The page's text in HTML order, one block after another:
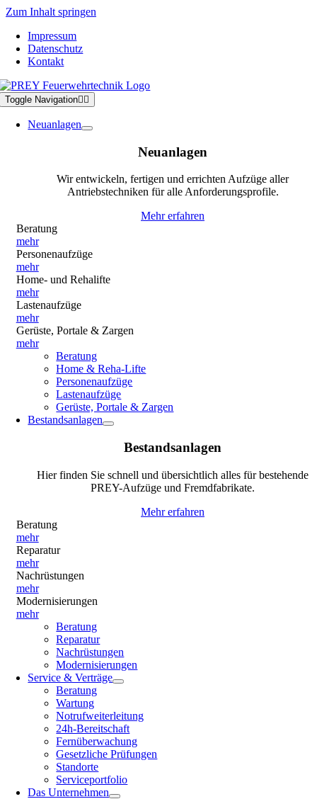
Zum Inhalt springen
Impressum
Datenschutz
Kontakt
Toggle Navigation
Neuanlagen
Neuanlagen
Wir entwickeln, fertigen und errichten Aufzüge aller
Antriebstechniken für alle Anforderungsprofile.
Mehr erfahren
Beratung
mehr
Personenaufzüge
mehr
Home- und Rehalifte
mehr
Lastenaufzüge
mehr
Gerüste, Portale & Zargen
mehr
Beratung
Home & Reha-Lifte
Personenaufzüge
Lastenaufzüge
Gerüste, Portale & Zargen
Bestandsanlagen
Bestandsanlagen
Hier finden Sie schnell und übersichtlich alles für bestehende
PREY-Aufzüge und Fremdfabrikate.
Mehr erfahren
Beratung
mehr
Reparatur
mehr
Nachrüstungen
mehr
Modernisierungen
mehr
Beratung
Reparatur
Nachrüstungen
Modernisierungen
Service & Verträge
Beratung
Wartung
Notrufweiterleitung
24h-Bereitschaft
Fernüberwachung
Gesetzliche Prüfungen
Standorte
Serviceportfolio
Das Unternehmen